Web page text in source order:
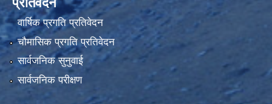
वार्षिक प्रगति प्रतिवेदन
चौमासिक प्रगति प्रतिवेदन
सार्वजनिक सुनुवाई
सार्वजनिक परीक्षण